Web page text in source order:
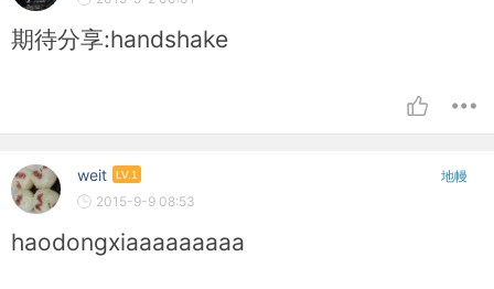
期待分享:handshake
weit LV.1 地幔
2015-9-9 08:53
haodongxiaaaaaaaaa